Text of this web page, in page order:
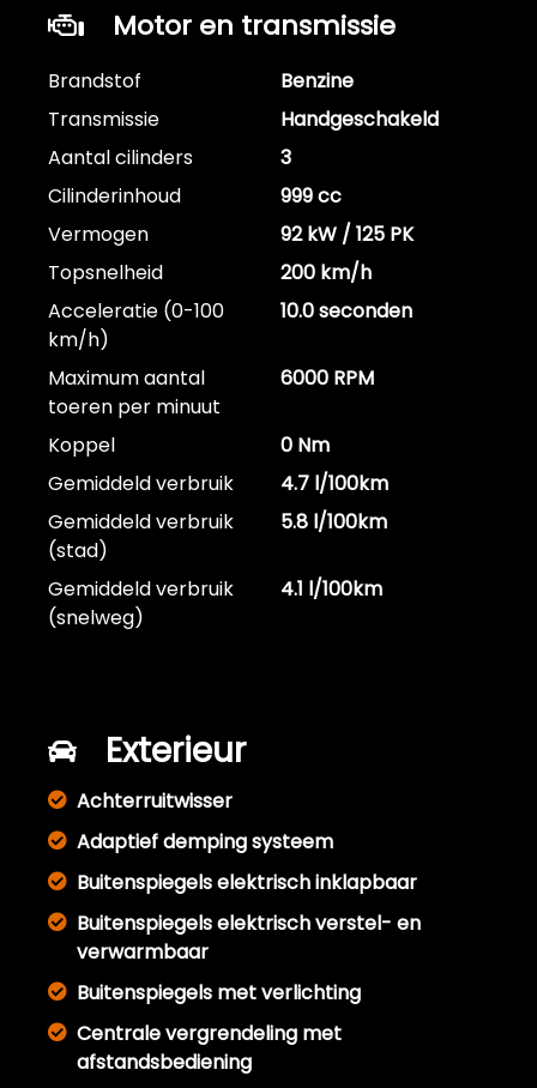
Motor en transmissie
Brandstof
Benzine
Transmissie
Handgeschakeld
Aantal cilinders
3
Cilinderinhoud
999 cc
Vermogen
92 kW / 125 PK
Topsnelheid
200 km/h
Acceleratie (0-100
km/h)
10.0 seconden
Maximum aantal
toeren per minuut
6000 RPM
Koppel
0 Nm
Gemiddeld verbruik
4.7 l/100km
Gemiddeld verbruik
(stad)
5.8 l/100km
Gemiddeld verbruik
(snelweg)
4.1 l/100km
Exterieur
Achterruitwisser
Adaptief demping systeem
Buitenspiegels elektrisch inklapbaar
Buitenspiegels elektrisch verstel- en
verwarmbaar
Buitenspiegels met verlichting
Centrale vergrendeling met
afstandsbediening